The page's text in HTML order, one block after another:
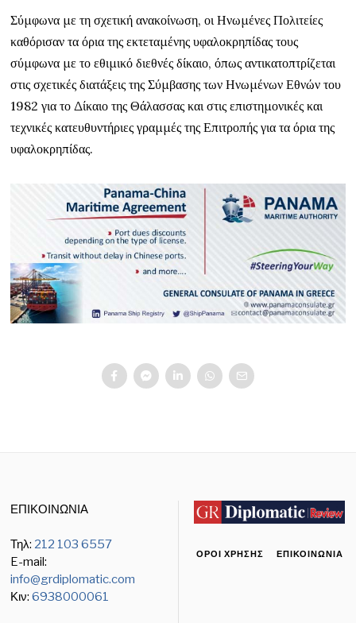
Σύμφωνα με τη σχετική ανακοίνωση, οι Ηνωμένες Πολιτείες
καθόρισαν τα όρια της εκτεταμένης υφαλοκρηπίδας τους
σύμφωνα με το εθιμικό διεθνές δίκαιο, όπως αντικατοπτρίζεται
στις σχετικές διατάξεις της Σύμβασης των Ηνωμένων Εθνών του
1982 για το Δίκαιο της Θάλασσας και στις επιστημονικές και
τεχνικές κατευθυντήριες γραμμές της Επιτροπής για τα όρια της
υφαλοκρηπίδας.
ΕΠΙΚΟΙΝΩΝΙΑ
Τηλ: 212 103 6557
E-mail:
info@grdiplomatic.com
Κιν:6938000061
ΌΡΟΙ ΧΡΉΣΗΣ ΕΠΙΚΟΙΝΩΝΊΑ